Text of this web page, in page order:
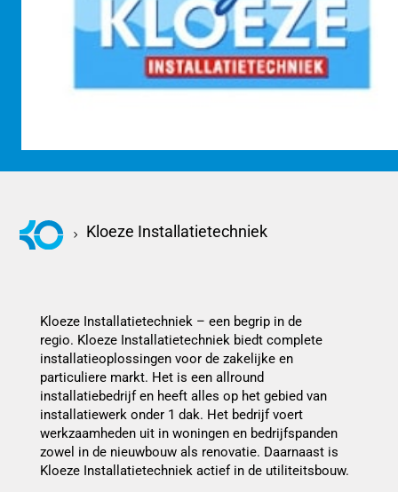
KOM KENNISMAKEN
Kloeze Installatietechniek
Kloeze Installatietechniek – een begrip in de
regio. Kloeze Installatietechniek biedt complete
installatieoplossingen voor de zakelijke en
particuliere markt. Het is een allround
installatiebedrijf en heeft alles op het gebied van
installatiewerk onder 1 dak. Het bedrijf voert
werkzaamheden uit in woningen en bedrijfspanden
zowel in de nieuwbouw als renovatie. Daarnaast is
Kloeze Installatietechniek actief in de utiliteitsbouw.